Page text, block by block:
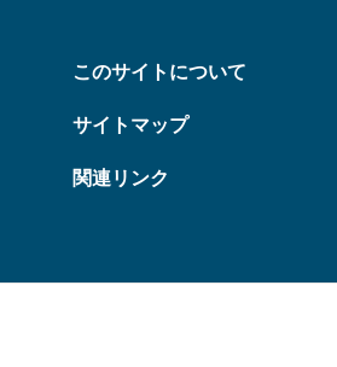
このサイトについて
サイトマップ
関連リンク